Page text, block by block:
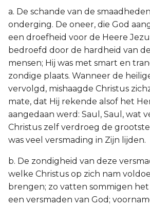
a. De schande van de
onderging. De oneer, die God
een droefheid voor de Heere
bedroefd door de hardheid van
mensen; Hij was met smart en
zondige plaats. Wanneer de
vervolgd, mishaagde Christus
mate, dat Hij rekende alsof het
aangedaan werd: Saul, Saul, wat
Christus zelf verdroeg de
was veel versmading in Zijn lijden.
b. De zondigheid van deze
welke Christus op zich nam
brengen; zo vatten sommigen het
een versmaden van God;